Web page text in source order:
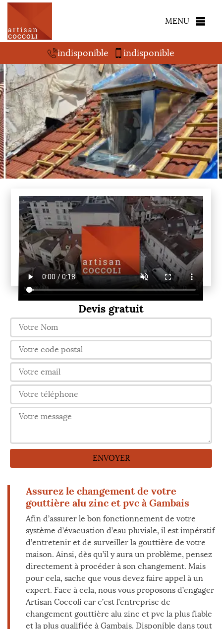
MENU
indisponible indisponible
Devis gratuit
Assurez le changement de votre
gouttière alu zinc et pvc à Gambais
Afin d’assurer le bon fonctionnement de votre
système d’évacuation d’eau pluviale, il est impératif
d’entretenir et de surveiller la gouttière de votre
maison. Ainsi, dès qu’il y aura un problème, pensez
directement à procéder à son changement. Mais
pour cela, sache que vous devez faire appel à un
expert. Face à cela, nous vous proposons d’engager
Artisan Coccoli car c’est l’entreprise de
changement gouttière alu zinc et pvc la plus fiable
et la plus qualifiée à Gambais. Disponible dans tout